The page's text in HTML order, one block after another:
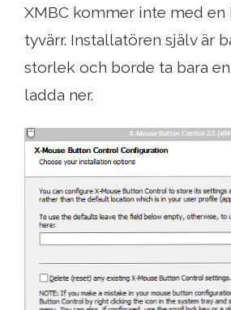
XMBC kommer inte med en
tyvärr. Installatören själv är
storlek och borde ta bara
ladda ner.